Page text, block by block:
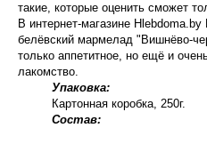
такие, которые оценить сможет
В интернет-магазине
белёвский мармелад "Вишнёво-
только аппетитное, но ещё и
лакомство.
Упаковка:
Картонная коробка, 250г.
Состав: